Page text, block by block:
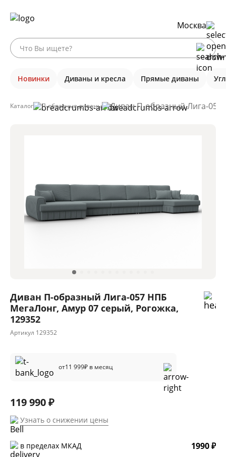
Москва
Новинки Диваны и кресла Прямые диваны
Каталог П-образные диваны Диван П-образный Лига-057
Диван П-образный Лига-057 НПБ
МегаЛонг, Амур 07 серый, Рогожка,
129352
Артикул 129352
от11 999₽ в месяц
119 990 ₽
Узнать о снижении цены
в пределах МКАД 1990 ₽